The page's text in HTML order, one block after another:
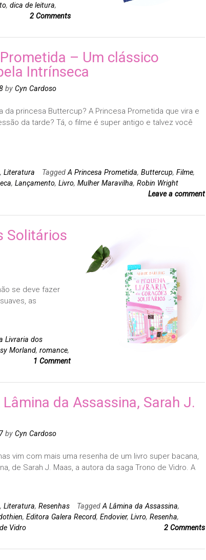
, dica de leitura,
2 Comments
– Um clássico
Intrínseca
by Cyn Cardoso
da princesa Buttercup? A Princesa Prometida que vira e
da tarde? Tá, o filme é super antigo e talvez você
, Literatura TaggedA Princesa Prometida, Buttercup, Filme,
, Lançamento, Livro, Mulher Maravilha, Robin Wright
Leave a comment
Solitários
se deve fazer
as
Livraria dos
Morland, romance,
1 Comment
Lâmina da Assassina, Sarah J.
by Cyn Cardoso
vim com mais uma resenha de um livro super bacana,
de Sarah J. Maas, a autora da saga Trono de Vidro. A
, Literatura, Resenhas TaggedA Lâmina da Assassina,
, Editora Galera Record, Endovier, Livro, Resenha,
Vidro 2 Comments